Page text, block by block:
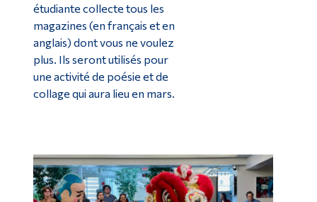
étudiante collecte tous les
magazines (en français et en
anglais) dont vous ne voulez
plus. Ils seront utilisés pour
une activité de poésie et de
collage qui aura lieu en mars.